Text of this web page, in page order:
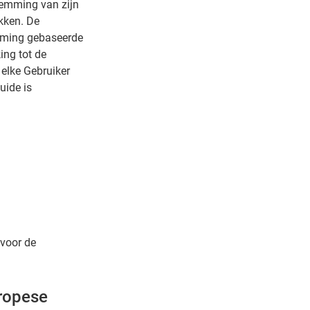
van zijn
De
gebaseerde
tot de
Gebruiker
is
de